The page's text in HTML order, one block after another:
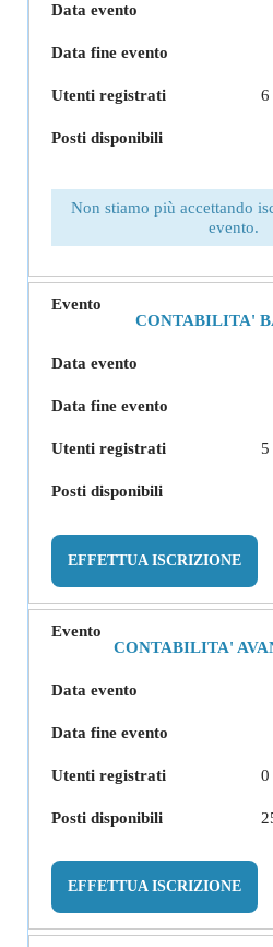
6
Non stiamo più accettando
evento.
CONTABILITA'
5
EFFETTUA ISCRIZIONE
CONTABILITA'
0
EFFETTUA ISCRIZIONE